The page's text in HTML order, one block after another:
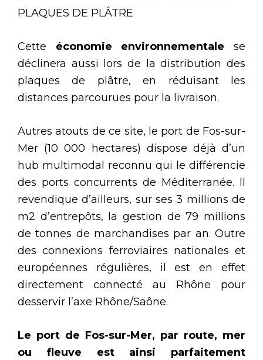
PLAQUES DE PLÂTRE
Cette économie environnementalese
déclinera aussi lors de la distribution des
plaques de plâtre, en réduisant les
distances parcourues pour la livraison.
Autres atouts de ce site, le port de Fos-sur-
Mer (10 000 hectares) dispose déjà d’un
hub multimodal reconnu qui le différencie
des ports concurrents de Méditerranée. Il
revendique d’ailleurs, sur ses 3 millions de
m2 d’entrepôts, la gestion de 79 millions
de tonnes de marchandises par an. Outre
des connexions ferroviaires nationales et
européennes régulières, il est en effet
directement connecté au Rhône pour
desservir l’axe Rhône/Saône.
Le port de Fos-sur-Mer, par route, mer
ou fleuve est ainsi parfaitement